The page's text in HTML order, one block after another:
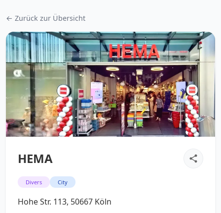
← Zurück zur Übersicht
HEMA
Divers City
Hohe Str. 113, 50667 Köln